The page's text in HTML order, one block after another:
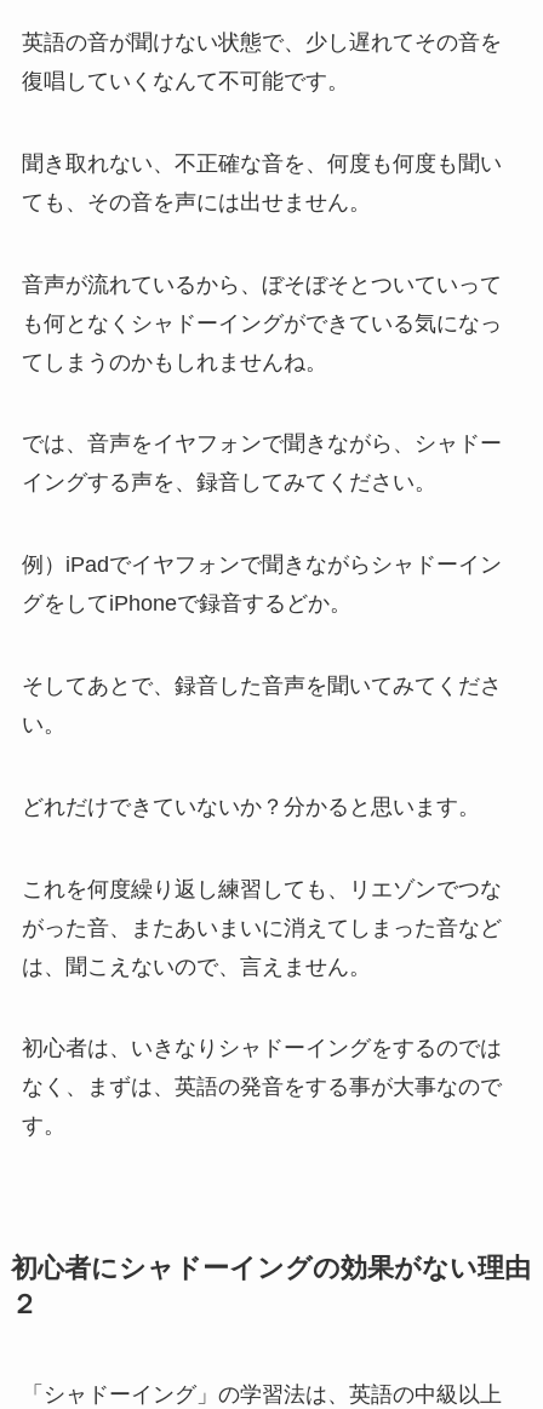
英語の音が聞けない状態で、少し遅れてその音を
復唱していくなんて不可能です。
聞き取れない、不正確な音を、何度も何度も聞い
ても、その音を声には出せません。
音声が流れているから、ぼそぼそとついていって
も何となくシャドーイングができている気になっ
てしまうのかもしれませんね。
では、音声をイヤフォンで聞きながら、シャドー
イングする声を、録音してみてください。
例）iPadでイヤフォンで聞きながらシャドーイン
グをしてiPhoneで録音するどか。
そしてあとで、録音した音声を聞いてみてくださ
い。
どれだけできていないか？分かると思います。
これを何度繰り返し練習しても、リエゾンでつな
がった音、またあいまいに消えてしまった音など
は、聞こえないので、言えません。
初心者は、いきなりシャドーイングをするのでは
なく、まずは、英語の発音をする事が大事なので
す。
初心者にシャドーイングの効果がない理由
２
「シャドーイング」の学習法は、英語の中級以上